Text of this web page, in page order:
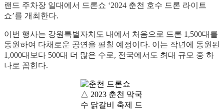
랜드 주차장 일대에서 드론쇼 ‘2024 춘천 호수 드론 라이트
쇼’를 개최한다.
이번 행사는 강원특별자치도 내에서 처음으로 드론 1,500대를
동원하여 다채로운 공연을 펼칠 예정이다. 이는 작년에 동원된
1,000대보다 500대 더 많은 수로, 전국에서도 최대 규모 중 하
나로 꼽힌다.
△ 2023 춘천 막국
수 닭갈비 축제 드